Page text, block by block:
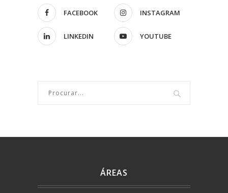
FACEBOOK INSTAGRAM
LINKEDIN YOUTUBE
ÁREAS